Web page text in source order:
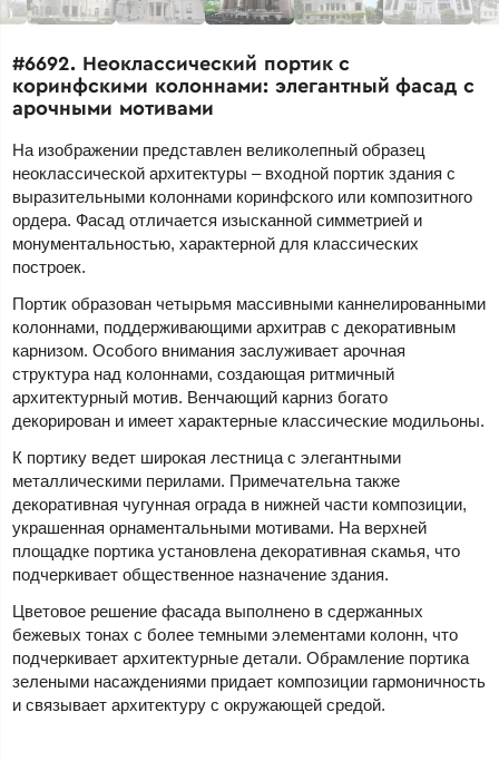
#6692. Неоклассический портик с
коринфскими колоннами: элегантный фасад с
арочными мотивами
На изображении представлен великолепный образец
неоклассической архитектуры – входной портик здания с
выразительными колоннами коринфского или композитного
ордера. Фасад отличается изысканной симметрией и
монументальностью, характерной для классических
построек.
Портик образован четырьмя массивными каннелированными
колоннами, поддерживающими архитрав с декоративным
карнизом. Особого внимания заслуживает арочная
структура над колоннами, создающая ритмичный
архитектурный мотив. Венчающий карниз богато
декорирован и имеет характерные классические модильоны.
К портику ведет широкая лестница с элегантными
металлическими перилами. Примечательна также
декоративная чугунная ограда в нижней части композиции,
украшенная орнаментальными мотивами. На верхней
площадке портика установлена декоративная скамья, что
подчеркивает общественное назначение здания.
Цветовое решение фасада выполнено в сдержанных
бежевых тонах с более темными элементами колонн, что
подчеркивает архитектурные детали. Обрамление портика
зелеными насаждениями придает композиции гармоничность
и связывает архитектуру с окружающей средой.